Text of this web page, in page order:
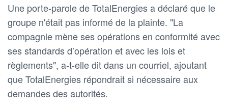
Une porte-parole de TotalEnergies a déclaré que le
groupe n'était pas informé de la plainte. "La
compagnie mène ses opérations en conformité avec
ses standards d’opération et avec les lois et
règlements", a-t-elle dit dans un courriel, ajoutant
que TotalEnergies répondrait si nécessaire aux
demandes des autorités.